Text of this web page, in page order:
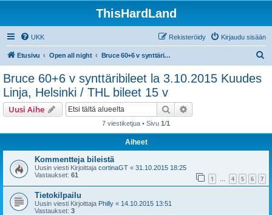
ThisHardLand
UKK Kirjaudu sisään
Rekisteröidy
Etusivu Open all night Bruce 60+6 v synttäribileet la 3.10.2015 Kuudes Linja, Helsinki / THL bileet 15 v
Bruce 60+6 v synttäribileet la 3.10.2015 Kuudes
Linja, Helsinki / THL bileet 15 v
Uusi Aihe Etsi
7 viestiketjua • Sivu 1/1
Aiheet
Kommentteja bileistä
Uusin viesti Kirjoittaja cortinaGT « 31.10.2015 18:25
Vastaukset: 61 1 … 4 5 6 7
Tietokilpailu
Uusin viesti Kirjoittaja Philly « 14.10.2015 13:51
Vastaukset: 3